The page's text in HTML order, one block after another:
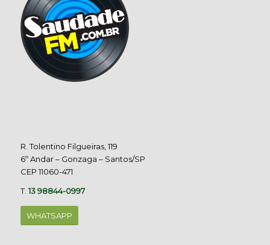
R. Tolentino Filgueiras, 119
6º Andar – Gonzaga – Santos/SP
CEP 11060-471
T.13 98844-0997
WHATSAPP